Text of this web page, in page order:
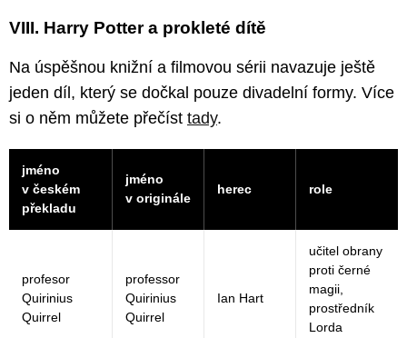
VIII. Harry Potter a prokleté dítě
Na úspěšnou knižní a filmovou sérii navazuje ještě
jeden díl, který se dočkal pouze divadelní formy. Více
si o něm můžete přečíst tady.
jméno
v českém
překladu
jméno
v originále
herec role
profesor
Quirinius
Quirrel
professor
Quirinius
Quirrel
Ian Hart
učitel obrany
proti černé
magii,
prostředník
Lorda